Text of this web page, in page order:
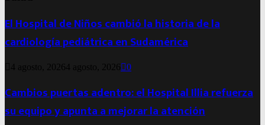
El Hospital de Niños cambió la historia de la
cardiología pediátrica en Sudamérica
4 agosto, 20264 agosto, 2026 0
Cambios puertas adentro: el Hospital Illia refuerza
su equipo y apunta a mejorar la atención